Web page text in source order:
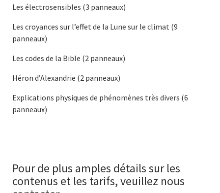
Les électrosensibles (3 panneaux)
Les croyances sur l’effet de la Lune sur le climat (9
panneaux)
Les codes de la Bible (2 panneaux)
Héron d’Alexandrie (2 panneaux)
Explications physiques de phénomènes très divers (6
panneaux)
Pour de plus amples détails sur les
contenus et les tarifs, veuillez nous